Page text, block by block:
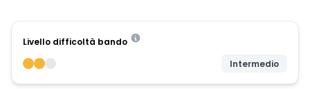
Livello difficoltà bando
Intermedio